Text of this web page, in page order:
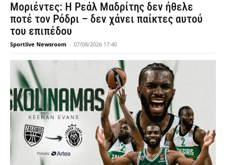
Μοριέντες: Η Ρεάλ Μαδρίτης δεν ήθελε
ποτέ τον Ρόδρι – δεν χάνει παίκτες αυτού
του επιπέδου
Sportlive Newsroom - 07/08/2026 17:40